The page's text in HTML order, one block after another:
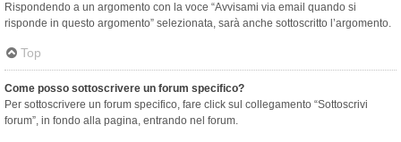
Rispondendo a un argomento con la voce “Avvisami via email quando si
risponde in questo argomento” selezionata, sarà anche sottoscritto l’argomento.
Top
Come posso sottoscrivere un forum specifico?
Per sottoscrivere un forum specifico, fare click sul collegamento “Sottoscrivi
forum”, in fondo alla pagina, entrando nel forum.